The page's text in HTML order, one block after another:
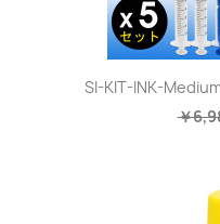
SI-KIT-INK-
￥